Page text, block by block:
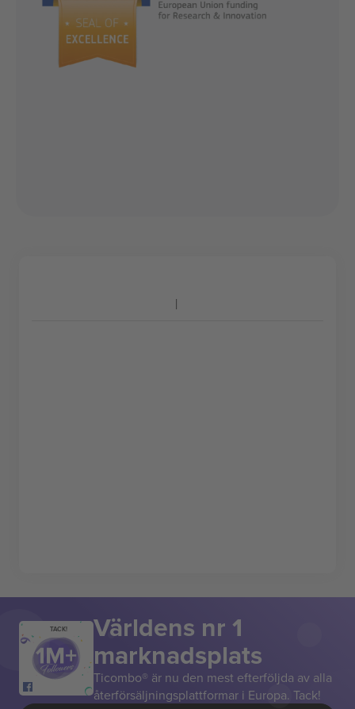
TACK! Världens nr 1
marknadsplats
Ticombo® är nu den mest efterföljda av alla
återförsäljningsplattformar i Europa. Tack!